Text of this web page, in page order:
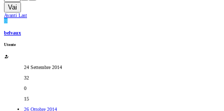
Vai
Avanti Last
B
belvaux
Utente
24 Settembre 2014
32
0
15
26 Ottobre 2014